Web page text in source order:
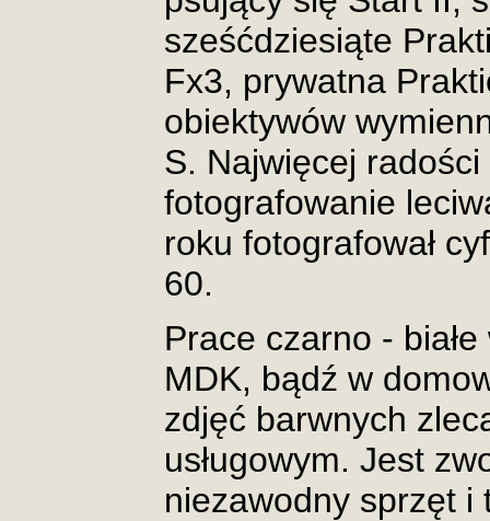
sześćdziesiąte
Fx3, prywatna
obiektywów
S. Najwięcej radości
fotografowanie
roku fotografował
60.
Prace czarno -
MDK, bądź w
zdjęć barwnych
usługowym. Jest
niezawodny sprzęt i